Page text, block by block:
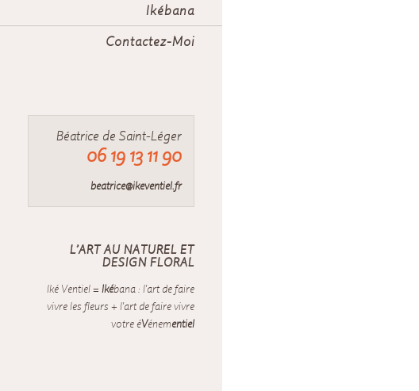
Ikébana
Contactez-Moi
Béatrice de Saint-Léger
06 19 13 11 90
beatrice@ikeventiel.fr
L’ART AU NATUREL ET
DESIGN FLORAL
Iké Ventiel = Ikébana : l'art de faire
vivre les fleurs + l'art de faire vivre
votre éVénementiel